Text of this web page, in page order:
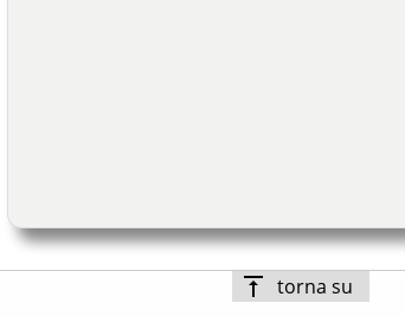
vertical_align_top torna su